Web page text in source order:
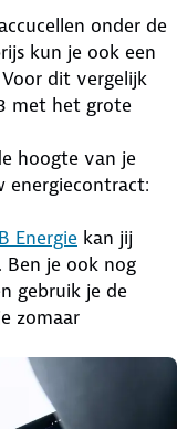
onder de
kun je ook een
dit vergelijk
met het grote
hoogte van je
energiecontract:
Energie kan jij
Ben je ook nog
gebruik je de
zomaar